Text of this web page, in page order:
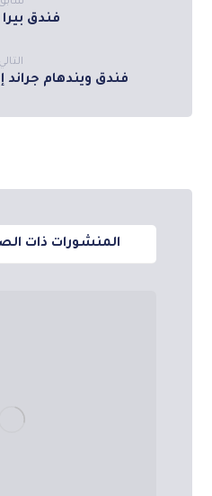
فندق
التالي
فندق ويندهام
المنشورات ذات